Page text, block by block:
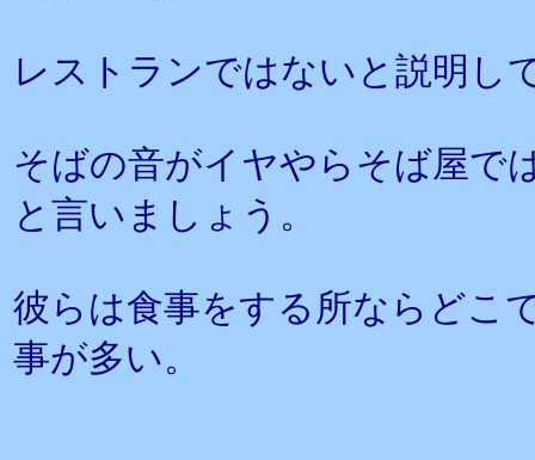
レストランではないと説明し
そばの音がイヤやらそば屋で
と言いましょう。
彼らは食事をする所ならどこ
事が多い。